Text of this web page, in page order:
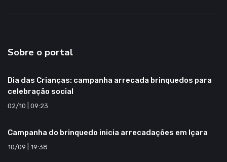
Sobre o portal
Dia das Crianças: campanha arrecada brinquedos para
celebração social
02/10 | 09:23
Campanha do brinquedo inicia arrecadações em Içara
10/09 | 19:38